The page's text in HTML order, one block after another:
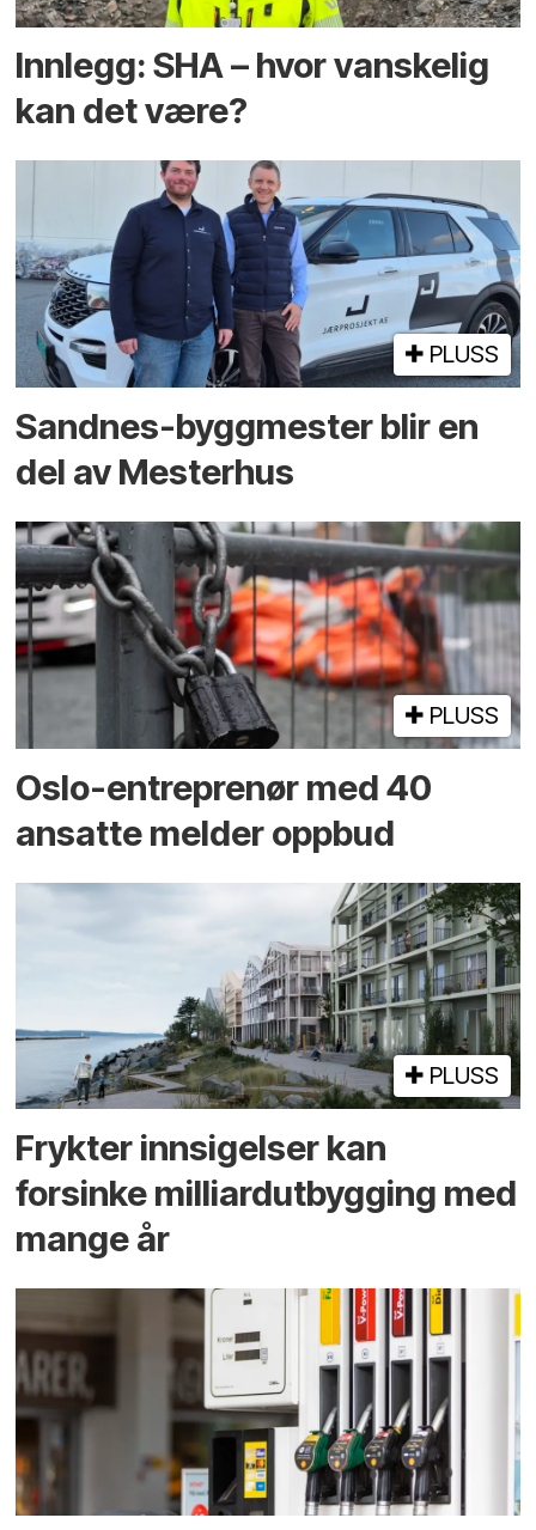
Innlegg: SHA – hvor vanskelig
kan det være?
PLUSS
Sandnes-byggmester blir en
del av Mesterhus
PLUSS
Oslo-entreprenør med 40
ansatte melder oppbud
PLUSS
Frykter innsigelser kan
forsinke milliard­utbygging med
mange år